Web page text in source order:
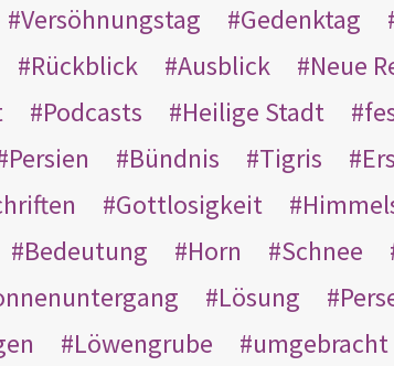
Versöhnungstag Gedenktag
Rückblick Ausblick Neue
Podcasts Heilige Stadt
Persien Bündnis Tigris
Gottlosigkeit
Bedeutung Horn Schnee
Lösung
Löwengrube umgebracht